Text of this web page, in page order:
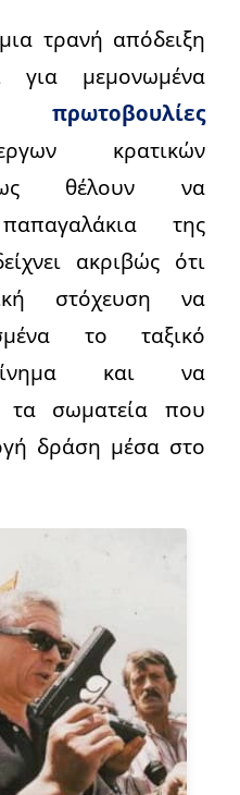
τρανή απόδειξη
για μεμονωμένα
πρωτοβουλίες
κρατικών
θέλουν να
της
ακριβώς ότι
στόχευση να
το ταξικό
κίνημα και να
τα σωματεία που
δράση μέσα στο